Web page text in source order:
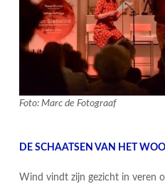
Foto: Marc de Fotograaf
DE SCHAATSEN VAN HET
Wind vindt zijn gezicht in veren